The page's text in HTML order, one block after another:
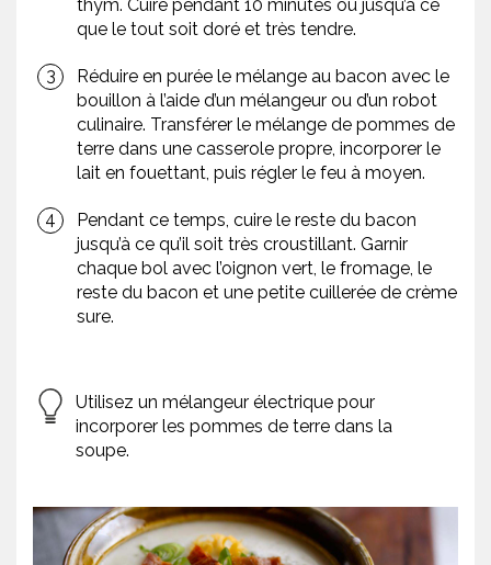
thym. Cuire pendant 10 minutes ou jusqu’à ce
que le tout soit doré et très tendre.
Réduire en purée le mélange au bacon avec le
bouillon à l’aide d’un mélangeur ou d’un robot
culinaire. Transférer le mélange de pommes de
terre dans une casserole propre, incorporer le
lait en fouettant, puis régler le feu à moyen.
Pendant ce temps, cuire le reste du bacon
jusqu’à ce qu’il soit très croustillant. Garnir
chaque bol avec l’oignon vert, le fromage, le
reste du bacon et une petite cuillerée de crème
sure.
Utilisez un mélangeur électrique pour
incorporer les pommes de terre dans la
soupe.